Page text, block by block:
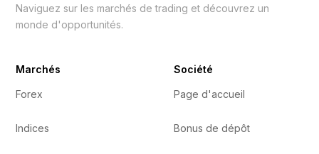
Naviguez sur les marchés de trading et découvrez un
monde d'opportunités.
Marchés
Forex
Indices
Société
Page d'accueil
Bonus de dépôt